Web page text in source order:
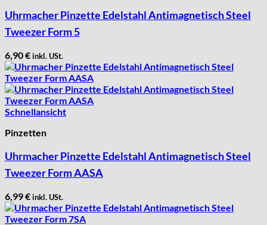
Uhrmacher Pinzette Edelstahl Antimagnetisch Steel
Tweezer Form 5
6,90€inkl. USt.
Schnellansicht
Pinzetten
Uhrmacher Pinzette Edelstahl Antimagnetisch Steel
Tweezer Form AASA
6,99€inkl. USt.